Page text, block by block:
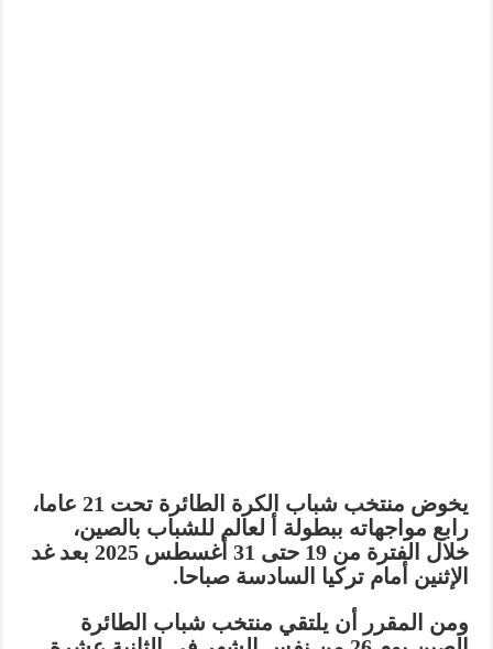
يخوض منتخب شباب الكرة الطائرة تحت 21 عاما،
رابع مواجهاته ببطولة أ لعالم للشباب بالصين،
خلال الفترة من 19 حتى 31 أغسطس 2025 بعد غد
الإثنين أمام تركيا السادسة صباحا.
ومن المقرر أن يلتقي منتخب شباب الطائرة